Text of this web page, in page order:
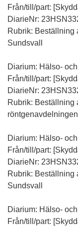
Från/till/part:
DiarieNr:
Rubrik: Beställning
Sundsvall
Diarium: Hälso-
Från/till/part:
DiarieNr:
Rubrik: Beställning
röntgenavdelningen
Diarium: Hälso-
Från/till/part:
DiarieNr:
Rubrik: Beställning
Sundsvall
Diarium: Hälso-
Från/till/part: